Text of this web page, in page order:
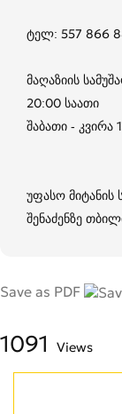
ტელ: 557 866
მაღაზიის
20:00 საათი
შაბათი - კვირა
უფასო მიტანის
შენაძენზე
Save as PDF
1091 Views